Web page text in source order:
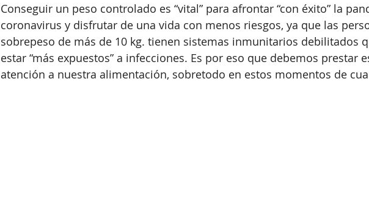
Conseguir un peso controlado es “vital” para afrontar “con éxito” la
coronavirus y disfrutar de una vida con menos riesgos, ya que las
sobrepeso de más de 10 kg. tienen sistemas inmunitarios debilitados
estar “más expuestos” a infecciones. Es por eso que debemos prestar
atención a nuestra alimentación, sobretodo en estos momentos de